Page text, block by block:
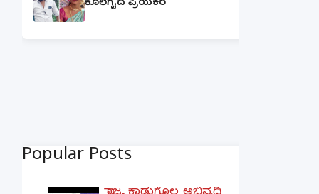
ಕೊಲೆಗೈದ ಪ್ರಿಯಕರ
Popular Posts